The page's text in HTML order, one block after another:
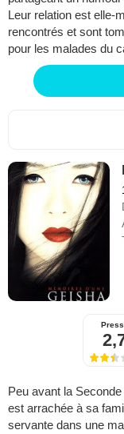
Leur relation est elle-
rencontrés et sont
pour les malades du
Peu avant la
est arrachée à sa
servante dans une